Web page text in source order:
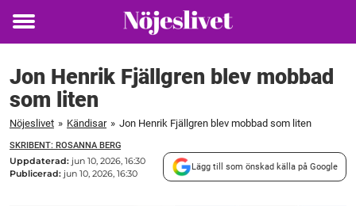
Toggle
Jon Henrik Fjällgren blev mobbad
som liten
Nöjeslivet » Kändisar » Jon Henrik Fjällgren blev mobbad som liten
SKRIBENT: ROSANNA BERG
Uppdaterad: jun 10, 2026, 16:30
Publicerad: jun 10, 2026, 16:30
Lägg till som önskad källa på Google